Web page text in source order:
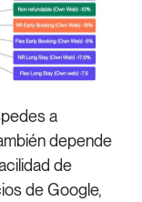
a
depende
de
de Google,